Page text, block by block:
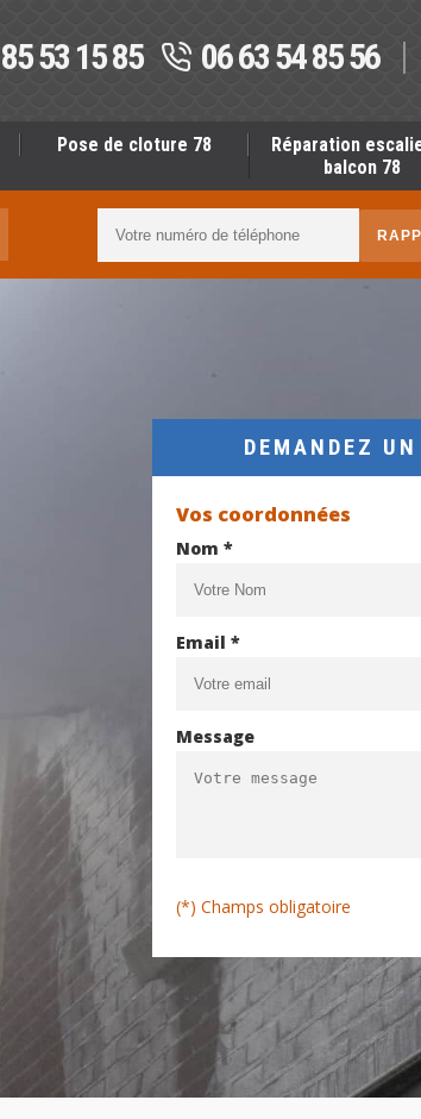
53 15 85 06 63 54 85 56
Pose de cloture 78
Réparation
balcon 78
DEMANDEZ
Vos coordonnées
Nom *
Email *
Message
(*) Champs obligatoire